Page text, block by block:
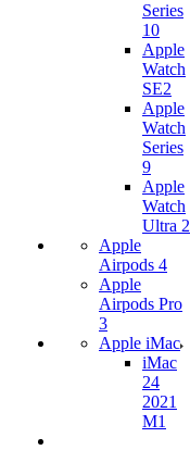
Series
10
Apple
Watch
SE2
Apple
Watch
Series
9
Apple
Watch
Ultra 2
Apple
Airpods 4
Apple
Airpods Pro
3
Apple iMac
iMac
24
2021
M1